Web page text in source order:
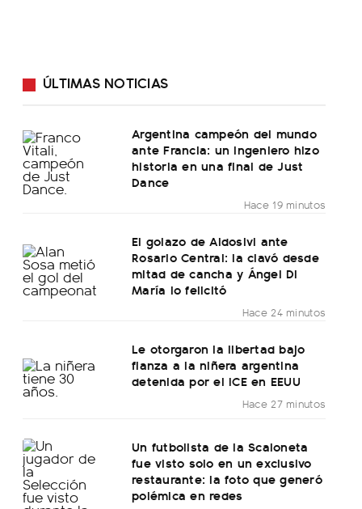
ÚLTIMAS NOTICIAS
Argentina campeón del mundo
ante Francia: un ingeniero hizo
historia en una final de Just
Dance
Hace 19 minutos
El golazo de Aldosivi ante
Rosario Central: la clavó desde
mitad de cancha y Ángel Di
María lo felicitó
Hace 24 minutos
Le otorgaron la libertad bajo
fianza a la niñera argentina
detenida por el ICE en EEUU
Hace 27 minutos
Un futbolista de la Scaloneta
fue visto solo en un exclusivo
restaurante: la foto que generó
polémica en redes